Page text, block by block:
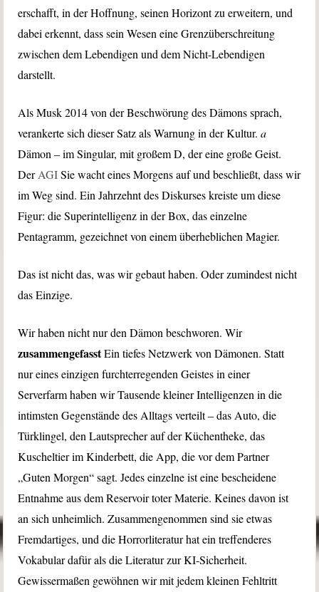
erschafft, in der Hoffnung, seinen Horizont zu erweitern, und
dabei erkennt, dass sein Wesen eine Grenzüberschreitung
zwischen dem Lebendigen und dem Nicht-Lebendigen
darstellt.
Als Musk 2014 von der Beschwörung des Dämons sprach,
verankerte sich dieser Satz als Warnung in der Kultur.a
Dämon – im Singular, mit großem D, der eine große Geist.
DerAGISie wacht eines Morgens auf und beschließt, dass wir
im Weg sind. Ein Jahrzehnt des Diskurses kreiste um diese
Figur: die Superintelligenz in der Box, das einzelne
Pentagramm, gezeichnet von einem überheblichen Magier.
Das ist nicht das, was wir gebaut haben. Oder zumindest nicht
das Einzige.
Wir haben nicht nur den Dämon beschworen. Wir
zusammengefasstEin tiefes Netzwerk von Dämonen. Statt
nur eines einzigen furchterregenden Geistes in einer
Serverfarm haben wir Tausende kleiner Intelligenzen in die
intimsten Gegenstände des Alltags verteilt – das Auto, die
Türklingel, den Lautsprecher auf der Küchentheke, das
Kuscheltier im Kinderbett, die App, die vor dem Partner
„Guten Morgen“ sagt. Jedes einzelne ist eine bescheidene
Entnahme aus dem Reservoir toter Materie. Keines davon ist
an sich unheimlich. Zusammengenommen sind sie etwas
Fremdartiges, und die Horrorliteratur hat ein treffenderes
Vokabular dafür als die Literatur zur KI-Sicherheit.
Gewissermaßen gewöhnen wir mit jedem kleinen Fehltritt